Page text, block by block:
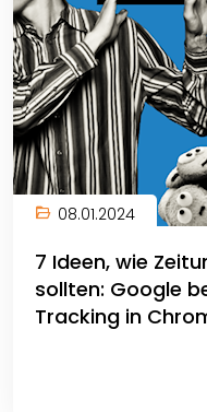
08.01.2024
7 Ideen, wie
sollten: Google
Tracking in